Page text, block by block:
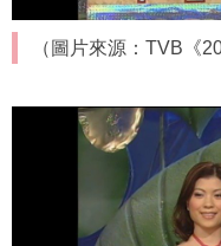
（圖片來源：TVB《